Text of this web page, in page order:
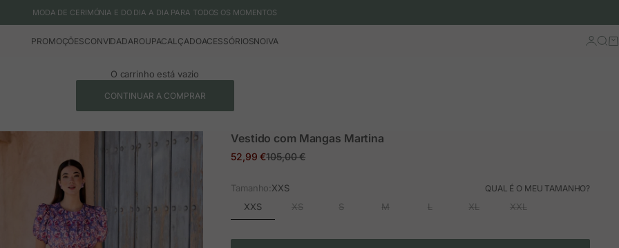
MODA DE CERIMÓNIA E DO DIA A DIA PARA TODOS OS MOMENTOS
PROMOÇÕESCONVIDADAROUPACALÇADOACESSÓRIOSNOIVA Iniciar
O carrinho está vazio
CONTINUAR A COMPRAR
Vestido com Mangas Martina
Preço em promoção
52,99 €Preço normal
105,00 €
Tamanho:XXS QUAL É O MEU TAMANHO?
XXS XS S M L XL XXL